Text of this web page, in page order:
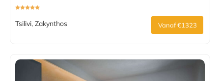
Tsilivi, Zakynthos Vanaf €1323